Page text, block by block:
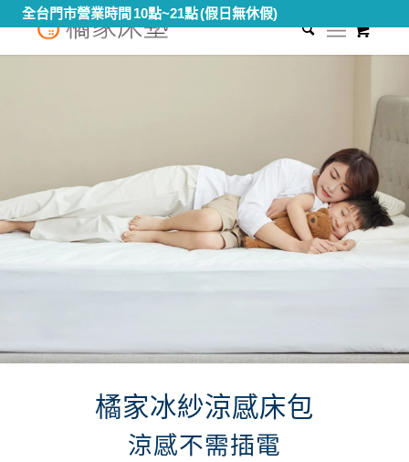
橘家冰紗涼感床包
涼感不需插電